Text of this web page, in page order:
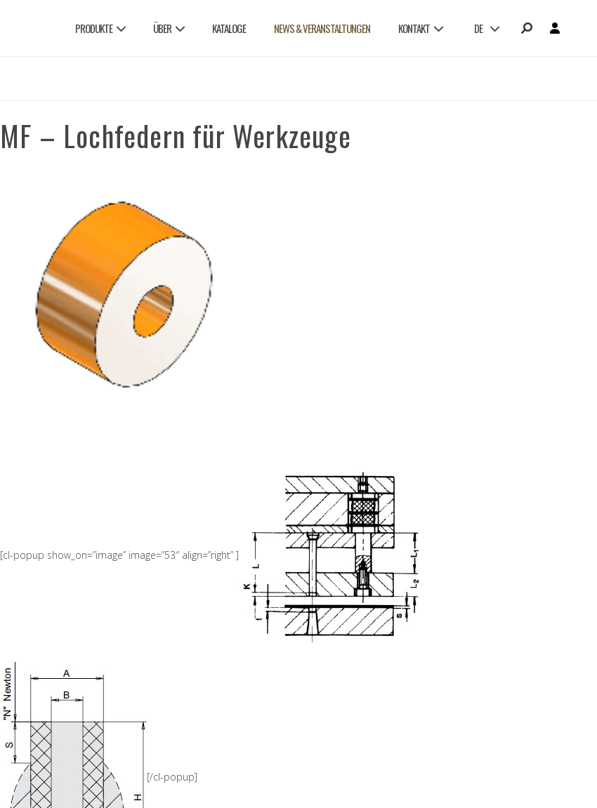
PRODUKTE ÜBER KATALOGE NEWS & VERANSTALTUNGEN KONTAKT DE
MF – Lochfedern für Werkzeuge
[cl-popup show_on=”image” image=”53″ align=”right” ]
[/cl-popup]